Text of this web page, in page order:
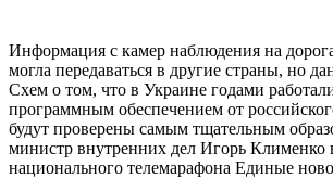
Информация с камер наблюдения на
могла передаваться в другие страны, но
Схем о том, что в Украине годами
программным обеспечением от
будут проверены самым тщательным
министр внутренних дел Игорь Клименко
национального телемарафона Единые